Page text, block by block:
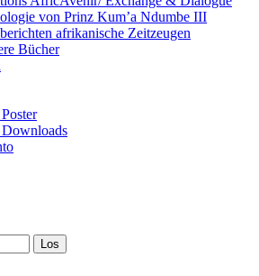
von Prinz Kum’a Ndumbe III
afrikanische Zeitzeugen
Bücher